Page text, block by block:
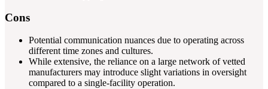
Cons
Potential communication nuances due to operating across
different time zones and cultures.
While extensive, the reliance on a large network of vetted
manufacturers may introduce slight variations in oversight
compared to a single-facility operation.